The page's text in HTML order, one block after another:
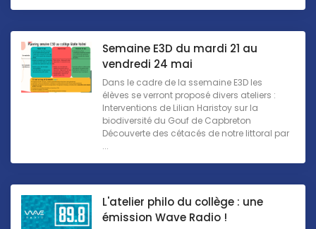
Semaine E3D du mardi 21 au
vendredi 24 mai
Dans le cadre de la ssemaine E3D les
élèves se verront proposé divers ateliers :
Interventions de Lilian Haristoy sur la
biodiversité du Gouf de Capbreton
Découverte des cétacés de notre littoral par
...
L'atelier philo du collège : une
émission Wave Radio !